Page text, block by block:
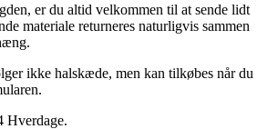
er du altid velkommen til at sende lidt
materiale returneres naturligvis sammen
ikke halskæde, men kan tilkøbes når du
Hverdage.